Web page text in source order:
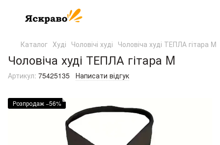
Каталог Худі Чоловічі худі Чоловіча худі ТЕПЛА гітара M
Чоловіча худі ТЕПЛА гітара M
Артикул: 75425135 Написати відгук
Розпродаж −56%